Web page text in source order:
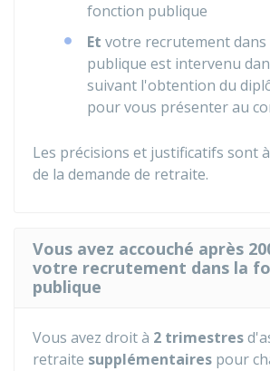
fonction publique
Et votre recrutement
publique est intervenu
suivant l'obtention du
pour vous présenter au
Les précisions et justificatifs sont
de la demande de retraite.
Vous avez accouché après
votre recrutement dans la
publique
Vous avez droit à 2 trimestres
retraite supplémentaires pour